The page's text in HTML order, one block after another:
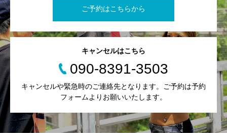
ご予約はこちらから
キャンセルはこちら
090-8391-3503
キャンセルや緊急時のご連絡先となります。ご予約は予約
フォームよりお願いいたします。